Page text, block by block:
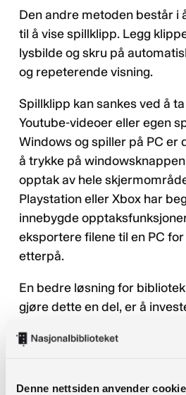
Denne nettsiden anvender
Den andre metoden består i
til å vise spillklipp. Legg
lysbilde og skru på
og repeterende visning.
Spillklipp kan sankes ved å
Youtube-videoer eller egen
Windows og spiller på PC er
å trykke på
opptak av hele
Playstation eller Xbox har
innebygde
eksportere filene til en PC
etterpå.
En bedre løsning for
gjøre dette en del, er å
med dedikert grafikkort og
card. Et capture card kobles
har en HDMI-inngang hvor